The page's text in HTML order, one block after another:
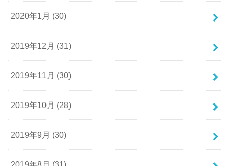
2020年1月 (30)
2019年12月 (31)
2019年11月 (30)
2019年10月 (28)
2019年9月 (30)